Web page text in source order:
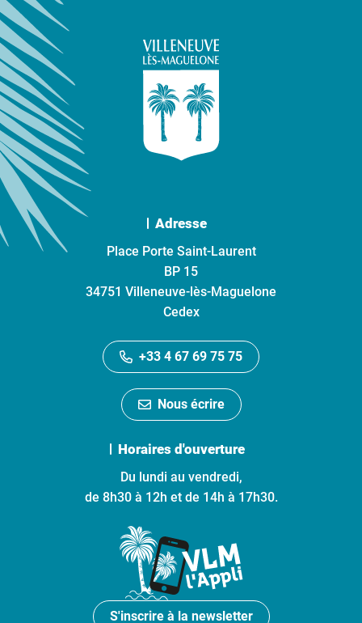
Adresse
Place Porte Saint-Laurent
BP 15
34751 Villeneuve-lès-Maguelone
Cedex
+33 4 67 69 75 75
Nous écrire
Horaires d'ouverture
Du lundi au vendredi,
de 8h30 à 12h et de 14h à 17h30.
S'inscrire à la newsletter